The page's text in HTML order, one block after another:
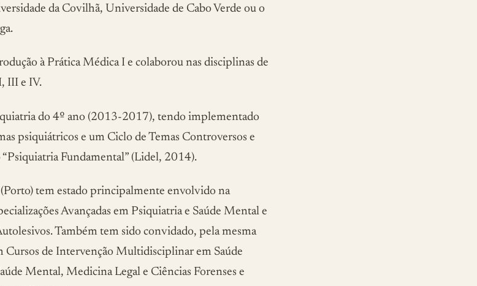
da Covilhã, Universidade de Cabo Verde ou o
à Prática Médica I e colaborou nas disciplinas de
III e IV.
do 4º ano (2013-2017), tendo implementado
psiquiátricos e um Ciclo de Temas Controversos e
Fundamental” (Lidel, 2014).
tem estado principalmente envolvido na
Avançadas em Psiquiatria e Saúde Mental e
Também tem sido convidado, pela mesma
Cursos de Intervenção Multidisciplinar em Saúde
Mental, Medicina Legal e Ciências Forenses e